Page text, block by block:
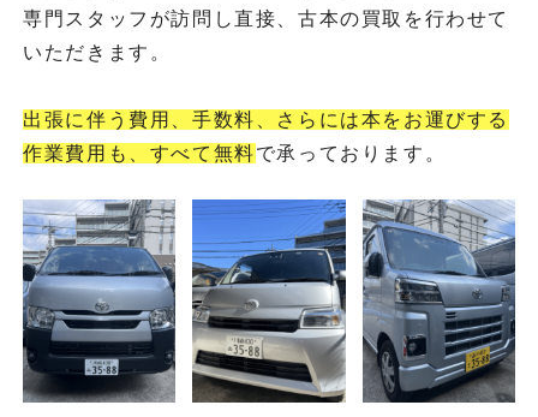
専門スタッフが訪問し直接、古本の買取を行わせて
いただきます。
出張に伴う費用、手数料、さらには本をお運びする
作業費用も、すべて無料で承っております。